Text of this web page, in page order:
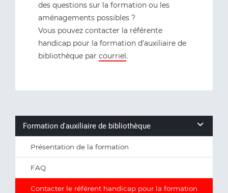
des questions sur la formation ou les
aménagements possibles ?
Vous pouvez contacter la référente
handicap pour la formation d'auxiliaire de
bibliothèque par courriel.
Formation d'auxiliaire de bibliothèque
Présentation de la formation
FAQ
Contacter le référent handicap pour la formation